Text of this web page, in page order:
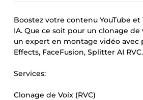
Boostez votre contenu YouTube
IA. Que ce soit pour un clonage
un expert en montage vidéo avec
Effects, FaceFusion, Splitter AI
Services:
Clonage de Voix (RVC)